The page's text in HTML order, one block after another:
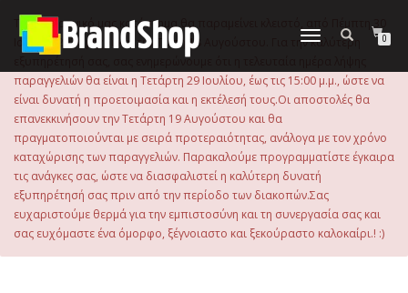
περιεχόμενο
Εναλλαγή
0
Το ηλεκτρονικό μας κατάστημα θα παραμείνει κλειστό, από Πέμπτη 30
Ιουλίου 2026 μέχρι και την Τρίτη 18 Αυγούστου. Για την καλύτερη
εξυπηρέτησή σας, σας ενημερώνουμε ότι η τελευταία ημέρα λήψης
παραγγελιών θα είναι η Τετάρτη 29 Ιουλίου, έως τις 15:00 μ.μ., ώστε να
είναι δυνατή η προετοιμασία και η εκτέλεσή τους.Οι αποστολές θα
επανεκκινήσουν την Τετάρτη 19 Αυγούστου και θα
πραγματοποιούνται με σειρά προτεραιότητας, ανάλογα με τον χρόνο
καταχώρισης των παραγγελιών. Παρακαλούμε προγραμματίστε έγκαιρα
τις ανάγκες σας, ώστε να διασφαλιστεί η καλύτερη δυνατή
εξυπηρέτησή σας πριν από την περίοδο των διακοπών.Σας
ευχαριστούμε θερμά για την εμπιστοσύνη και τη συνεργασία σας και
σας ευχόμαστε ένα όμορφο, ξέγνοιαστο και ξεκούραστο καλοκαίρι.! :)